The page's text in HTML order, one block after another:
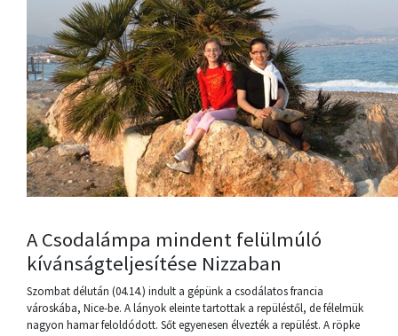
A Csodalámpa mindent felülmúló
kívánságteljesítése Nizzaban
Szombat délután (04.14.) indult a gépünk a csodálatos francia
városkába, Nice-be. A lányok eleinte tartottak a repüléstől, de félelmük
nagyon hamar feloldódott. Sőt egyenesen élvezték a repülést. A röpke